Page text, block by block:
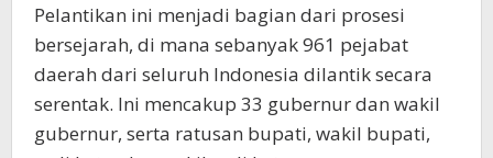
Pelantikan ini menjadi bagian dari prosesi
bersejarah, di mana sebanyak 961 pejabat
daerah dari seluruh Indonesia dilantik secara
serentak. Ini mencakup 33 gubernur dan wakil
gubernur, serta ratusan bupati, wakil bupati,